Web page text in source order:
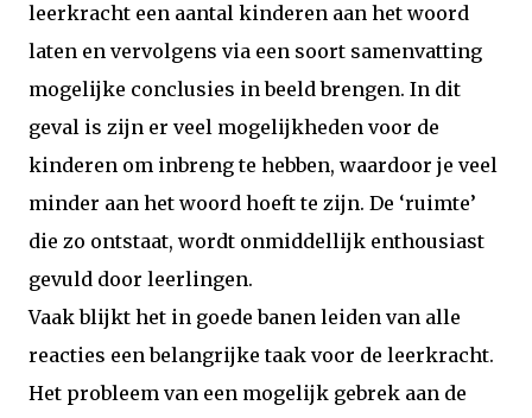
leerkracht een aantal kinderen aan het woord
laten en vervolgens via een soort samenvatting
mogelijke conclusies in beeld brengen. In dit
geval is zijn er veel mogelijkheden voor de
kinderen om inbreng te hebben, waardoor je veel
minder aan het woord hoeft te zijn. De ‘ruimte’
die zo ontstaat, wordt onmiddellijk enthousiast
gevuld door leerlingen.
Vaak blijkt het in goede banen leiden van alle
reacties een belangrijke taak voor de leerkracht.
Het probleem van een mogelijk gebrek aan de